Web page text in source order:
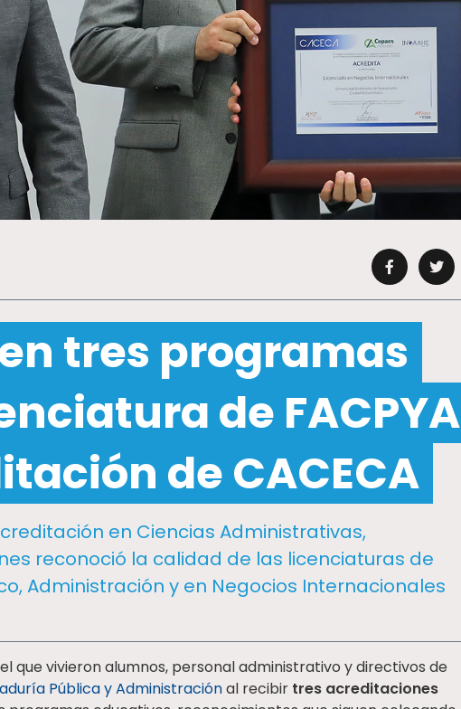
tres programas
de FACPYA
de CACECA
en Ciencias Administrativas,
reconoció la calidad de las licenciaturas de
Administración y en Negocios Internacionales
que vivieron alumnos, personal administrativo y directivos de
Pública y Administraciónal recibir tres acreditaciones